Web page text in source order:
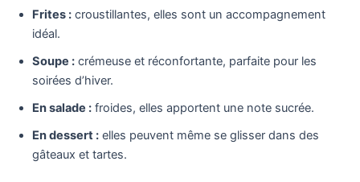
Frites : croustillantes, elles sont un accompagnement
idéal.
Soupe : crémeuse et réconfortante, parfaite pour les
soirées d’hiver.
En salade : froides, elles apportent une note sucrée.
En dessert : elles peuvent même se glisser dans des
gâteaux et tartes.